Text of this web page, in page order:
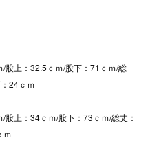
股上：32.5ｃｍ/股下：71ｃｍ/総
24ｃｍ
上：34ｃｍ/股下：73ｃｍ/総丈：
ｍ